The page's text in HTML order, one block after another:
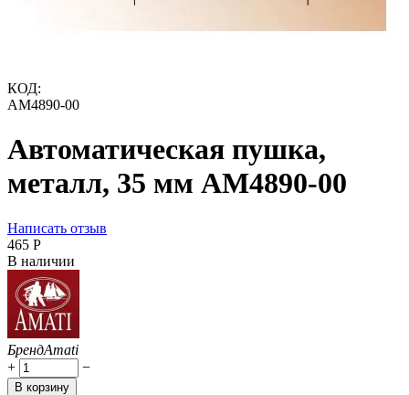
КОД:
AM4890-00
Автоматическая пушка,
металл, 35 мм AM4890-00
Написать отзыв
‍465‍ Р
В наличии
БрендAmati
+
−
В корзину